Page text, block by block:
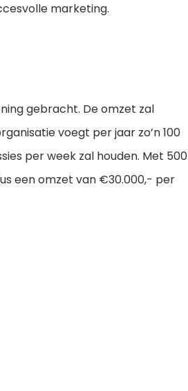
marketing.
gebracht. De omzet zal
voegt per jaar zo’n 100
per week zal houden. Met 500
een omzet van €30.000,- per